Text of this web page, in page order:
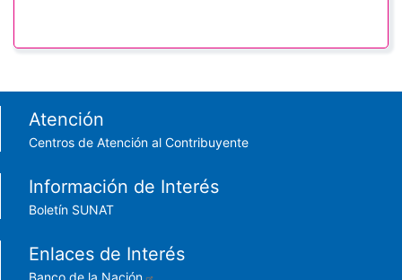
Footer menu
Atención
Centros de Atención al Contribuyente
Información de Interés
Boletín SUNAT
Enlaces de Interés